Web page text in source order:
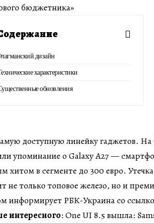
бюджетника»
дизайн
характеристики
обновления
доступную линейку гаджетов.
упоминание о Galaxy A27 —
хитом в сегменте до 300 евро.
не только топовое железо, но и
информирует РБК-Украина со
интересного: One UI 8.5 вышла: